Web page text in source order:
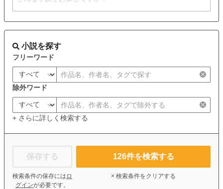
小説を探す
フリーワード
除外ワード
+ さらに詳しく検索する
保存する
検索条件の保存には ロ
グインが必要です。
126件を検索する
× 検索条件をクリアする